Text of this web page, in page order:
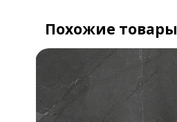
Похожие товары